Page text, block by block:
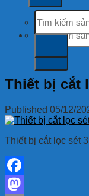
Tìm
kiếm:
Tìm
kiếm:
Thiết bị cắt
Published 05/12/
Thiết bị cắt lọc sét
Facebook